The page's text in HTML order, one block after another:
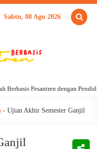
Sabtu, 08 Agu 2026
Pesantren dengan
- Ujian Akhir Semester Ganjil